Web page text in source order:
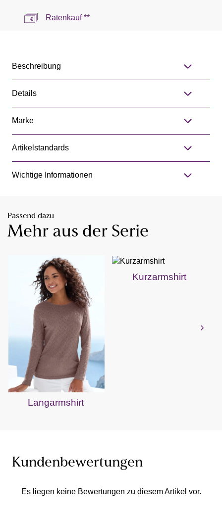
Ratenkauf **
Beschreibung
Details
Marke
Artikelstandards
Wichtige Informationen
Passend dazu
Mehr aus der Serie
Langarmshirt
Kurzarmshirt
Kundenbewertungen
Es liegen keine Bewertungen zu diesem Artikel vor.